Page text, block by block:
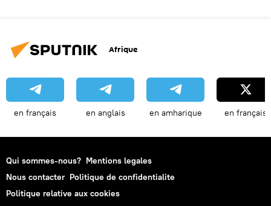
Afrique
en français en anglais en amharique en français
Qui sommes-nous? Mentions legales
Nous contacter Politique de confidentialite
Politique relative aux cookies